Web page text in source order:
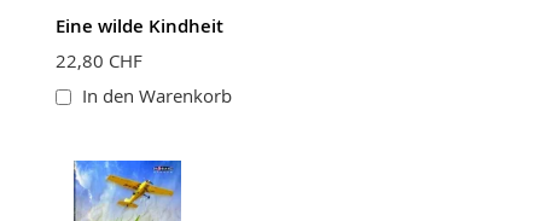
Eine wilde Kindheit
22,80 CHF
In den Warenkorb